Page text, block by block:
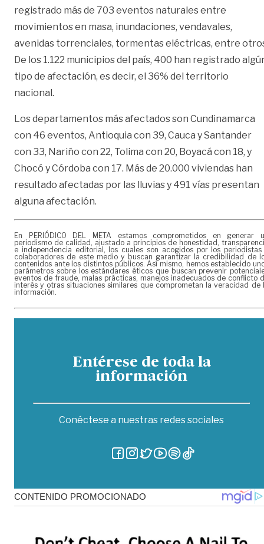
registrado más de 703 eventos naturales entre
movimientos en masa, inundaciones, vendavales,
avenidas torrenciales, tormentas eléctricas, entre
De los 1.122 municipios del país, 400 han registrado
tipo de afectación, es decir, el 36% del territorio
nacional.
Los departamentos más afectados son Cundinamarca
con 46 eventos, Antioquia con 39, Cauca y Santander
con 33, Nariño con 22, Tolima con 20, Boyacá con 18, y
Chocó y Córdoba con 17. Más de 20.000 viviendas han
resultado afectadas por las lluvias y 491 vías presentan
alguna afectación.
En PERIÓDICO DEL META estamos comprometidos en generar
periodismo de calidad, ajustado a principios de honestidad,
e independencia editorial, los cuales son acogidos por los periodistas
colaboradores de este medio y buscan garantizar la credibilidad de
contenidos ante los distintos públicos. Así mismo, hemos establecido
parámetros sobre los estándares éticos que buscan prevenir
eventos de fraude, malas prácticas, manejos inadecuados de conflicto
interés y otras situaciones similares que comprometan la veracidad de
información.
Entérese de toda la
información
Conéctese a nuestras redes sociales